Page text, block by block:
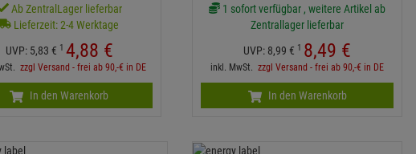
Ab ZentralLager lieferbar
Lieferzeit: 2-4 Werktage
UVP: 5,83 € 1 4,88 €
zzgl Versand - frei ab 90,-€ in DE
In den Warenkorb
1 sofort verfügbar , weitere Artikel ab
Zentrallager lieferbar
UVP: 8,99 € 1 8,49 €
inkl. MwSt.zzgl Versand - frei ab 90,-€ in DE
In den Warenkorb